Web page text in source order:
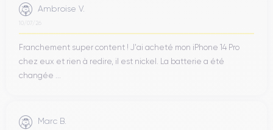
Ambroise V.
10/07/26
Franchement super content ! J'ai acheté mon iPhone 14 Pro
chez eux et rien à redire, il est nickel. La batterie a été
changée ...
Marc B.